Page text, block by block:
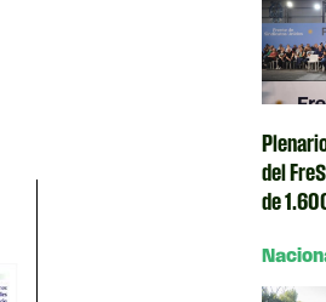
del
de